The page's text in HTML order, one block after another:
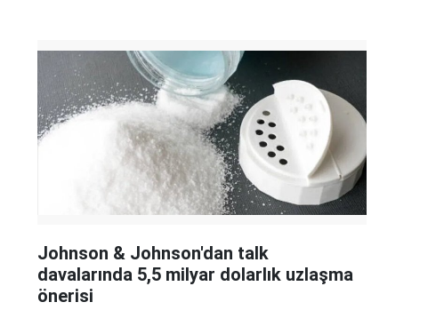
Johnson & Johnson'dan talk
davalarında 5,5 milyar dolarlık uzlaşma
önerisi